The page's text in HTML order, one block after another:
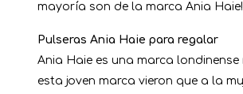
mayoría son de la marca Ania Haie!
Pulseras Ania Haie para regalar
Ania Haie es una marca
esta joven marca vieron que a la